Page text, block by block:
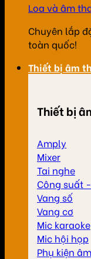
Loa và âm
Chuyên lắp
toàn quốc!
Thiết bị âm
Thiết bị
Amply
Mixer
Tai nghe
Công suất
Vang số
Vang cơ
Mic karaoke
Mic hội họp
Phụ kiện